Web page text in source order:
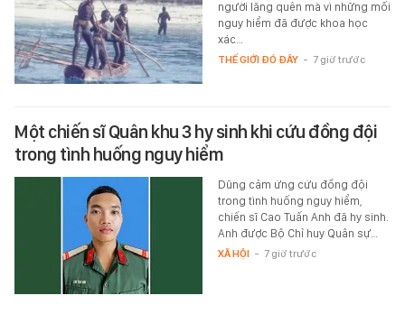
người lãng quên mà vì những mối
nguy hiểm đã được khoa học
xác…
THẾ GIỚI ĐÓ ĐÂY - 7 giờ trước
Một chiến sĩ Quân khu 3 hy sinh khi cứu đồng đội
trong tình huống nguy hiểm
Dũng cảm ứng cứu đồng đội
trong tình huống nguy hiểm,
chiến sĩ Cao Tuấn Anh đã hy sinh.
Anh được Bộ Chỉ huy Quân sự…
XÃ HỘI - 7 giờ trước